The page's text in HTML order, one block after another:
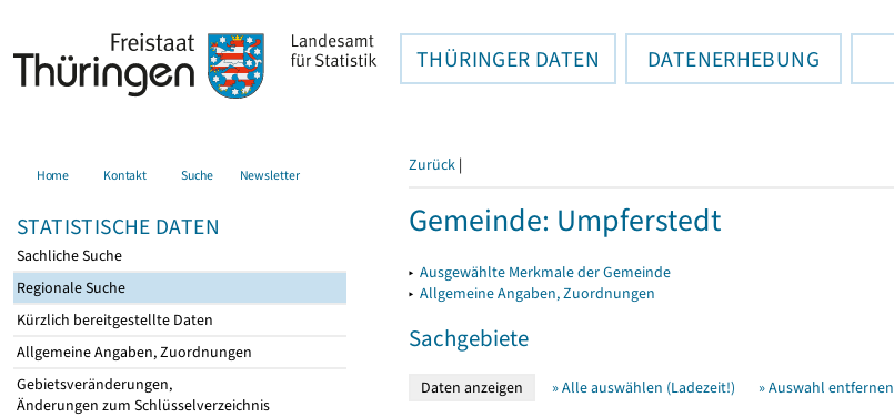
THÜRINGER DATEN DATENERHEBUNG
Home Kontakt Suche Newsletter
STATISTISCHE DATEN
Sachliche Suche
Regionale Suche
Kürzlich bereitgestellte Daten
Allgemeine Angaben, Zuordnungen
Gebietsveränderungen,
Änderungen zum Schlüsselverzeichnis
Zurück |
Gemeinde: Umpferstedt
▸ Ausgewählte Merkmale der Gemeinde
▸ Allgemeine Angaben, Zuordnungen
Sachgebiete
» Alle auswählen (Ladezeit!) » Auswahl entfernen